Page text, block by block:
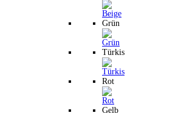
Grün
Türkis
Rot
Gelb